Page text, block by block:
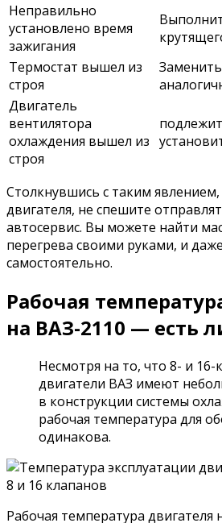
Неправильно
установлено время
зажигания
Термостат вышел из
строя
Двигатель
вентилятора
охлаждения вышел из
строя
Столкнувшись с таким явлением,
двигателя, не спешите
автосервис. Вы можете найти
перегрева своими руками, и
самостоятельно.
Рабочая
на ВАЗ-2110 — есть
Несмотря на то, что 8- и 16-
двигатели ВАЗ имеют
в конструкции системы
рабочая температура для
одинакова.
Рабочая температура двигателя